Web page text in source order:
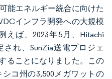
能エネルギー統合に向けた
インフラ開発への大規模
えば、2023年5月、Hitachi
され、SunZia送電プロジェ
ることになりました。この
コ州の3,500メガワットの